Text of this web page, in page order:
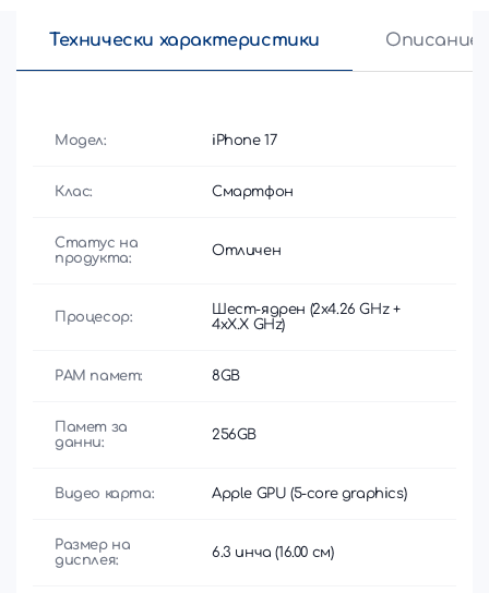
Технически характеристики Описание
Модел: iPhone 17
Клас: Смартфон
Статус на
продукта:
Отличен
Процесор:
Шест-ядрен (2x4.26 GHz +
4xX.X GHz)
РАМ памет: 8GB
Памет за
данни:
256GB
Видео карта: Apple GPU (5-core graphics)
Размер на
дисплея:
6.3 инча (16.00 см)